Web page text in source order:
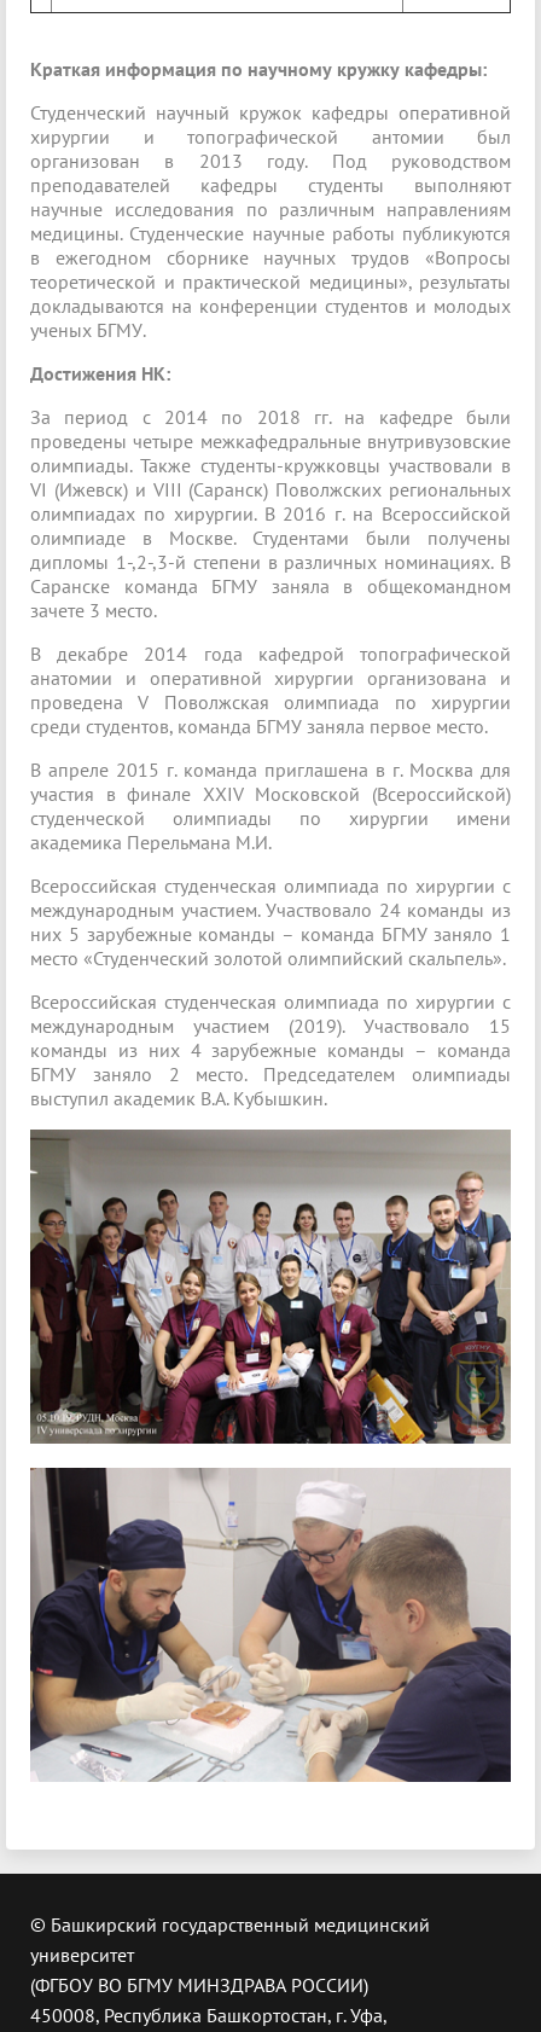
Краткая информация по научному кружку кафедры:
Студенческий научный кружок кафедры оперативной
хирургии и топографической антомии был
организован в 2013 году. Под руководством
преподавателей кафедры студенты выполняют
научные исследования по различным направлениям
медицины. Студенческие научные работы публикуются
в ежегодном сборнике научных трудов «Вопросы
теоретической и практической медицины», результаты
докладываются на конференции студентов и молодых
ученых БГМУ.
Достижения НК:
За период с 2014 по 2018 гг. на кафедре были
проведены четыре межкафедральные внутривузовские
олимпиады. Также студенты-кружковцы участвовали в
VI (Ижевск) и VIII (Саранск) Поволжских региональных
олимпиадах по хирургии. В 2016 г. на Всероссийской
олимпиаде в Москве. Студентами были получены
дипломы 1-,2-,3-й степени в различных номинациях. В
Саранске команда БГМУ заняла в общекомандном
зачете 3 место.
В декабре 2014 года кафедрой топографической
анатомии и оперативной хирургии организована и
проведена V Поволжская олимпиада по хирургии
среди студентов, команда БГМУ заняла первое место.
В апреле 2015 г. команда приглашена в г. Москва для
участия в финале XXIV Московской (Всероссийской)
студенческой олимпиады по хирургии имени
академика Перельмана М.И.
Всероссийская студенческая олимпиада по хирургии с
международным участием. Участвовало 24 команды из
них 5 зарубежные команды – команда БГМУ заняло 1
место «Студенческий золотой олимпийский скальпель».
Всероссийская студенческая олимпиада по хирургии с
международным участием (2019). Участвовало 15
команды из них 4 зарубежные команды – команда
БГМУ заняло 2 место. Председателем олимпиады
выступил академик В.А. Кубышкин.
© Башкирский государственный медицинский
университет
(ФГБОУ ВО БГМУ МИНЗДРАВА РОССИИ)
450008, Республика Башкортостан, г. Уфа,